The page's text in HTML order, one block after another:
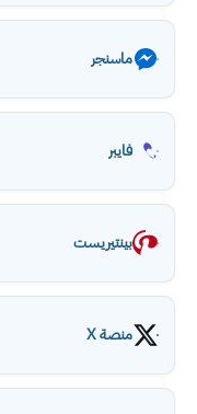
ماسنجر
فايبر
بينتيريست
منصة X